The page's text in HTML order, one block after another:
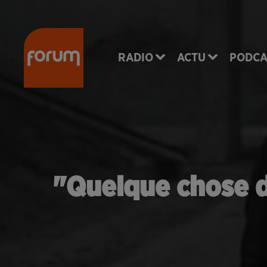
RADIO ACTU
"Quelque chose